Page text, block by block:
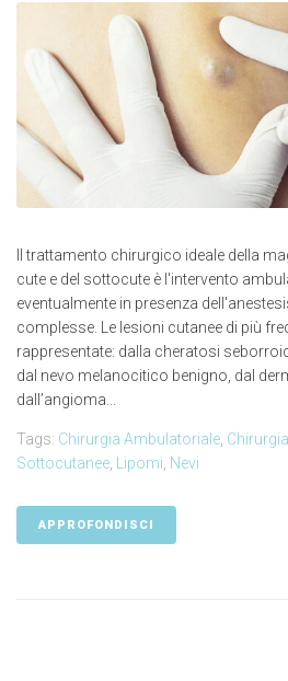
Il trattamento chirurgico ideale della
cute e del sottocute è l'intervento
eventualmente in presenza
complesse. Le lesioni cutanee di più
rappresentate: dalla cheratosi
dal nevo melanocitico benigno, dal
dall’angioma...
Tags: Chirurgia Ambulatoriale
Sottocutanee
Lipomi Nevi
APPROFONDISCI